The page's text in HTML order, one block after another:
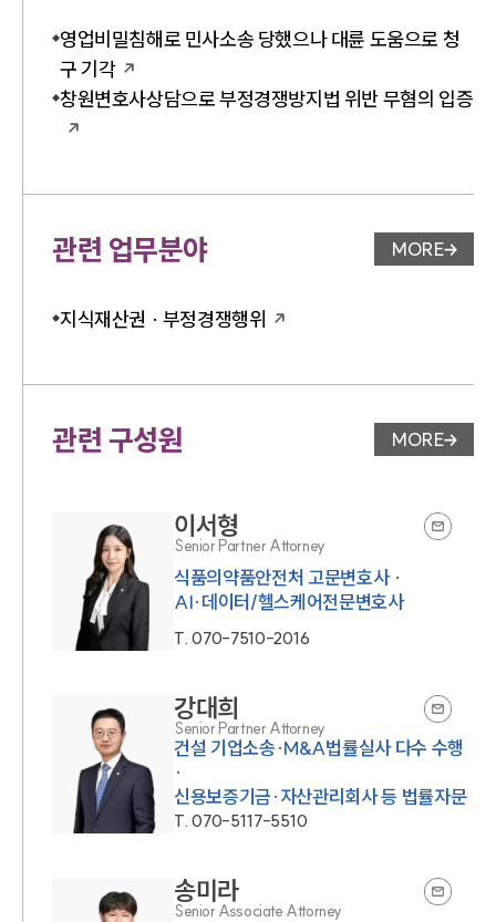
영업비밀침해로 민사소송 당했으나 대륜 도움으로 청
구 기각
창원변호사상담으로 부정경쟁방지법 위반 무혐의 입증
관련 업무분야 업무분야
MORE
지식재산권 · 부정경쟁행위
관련 구성원 변호사 페
MORE
이서형
Senior Partner Attorney
식품의약품안전처 고문변호사 ·
AI·데이터/헬스케어전문변호사
T.070-7510-2016
강대희
Senior Partner Attorney
건설 기업소송·M&A법률실사 다수 수행
·
신용보증기금·자산관리회사 등 법률자문
T.070-5117-5510
송미라
Senior Associate Attorney